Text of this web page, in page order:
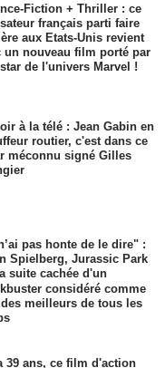
Fiction + Thriller : ce
français parti faire
aux Etats-Unis revient
un nouveau film porté par
de l'univers Marvel !
à la télé : Jean Gabin en
routier, c'est dans ce
méconnu signé Gilles
pas honte de le dire" :
Spielberg, Jurassic Park
suite cachée d'un
considéré comme
des meilleurs de tous les
39 ans, ce film d'action